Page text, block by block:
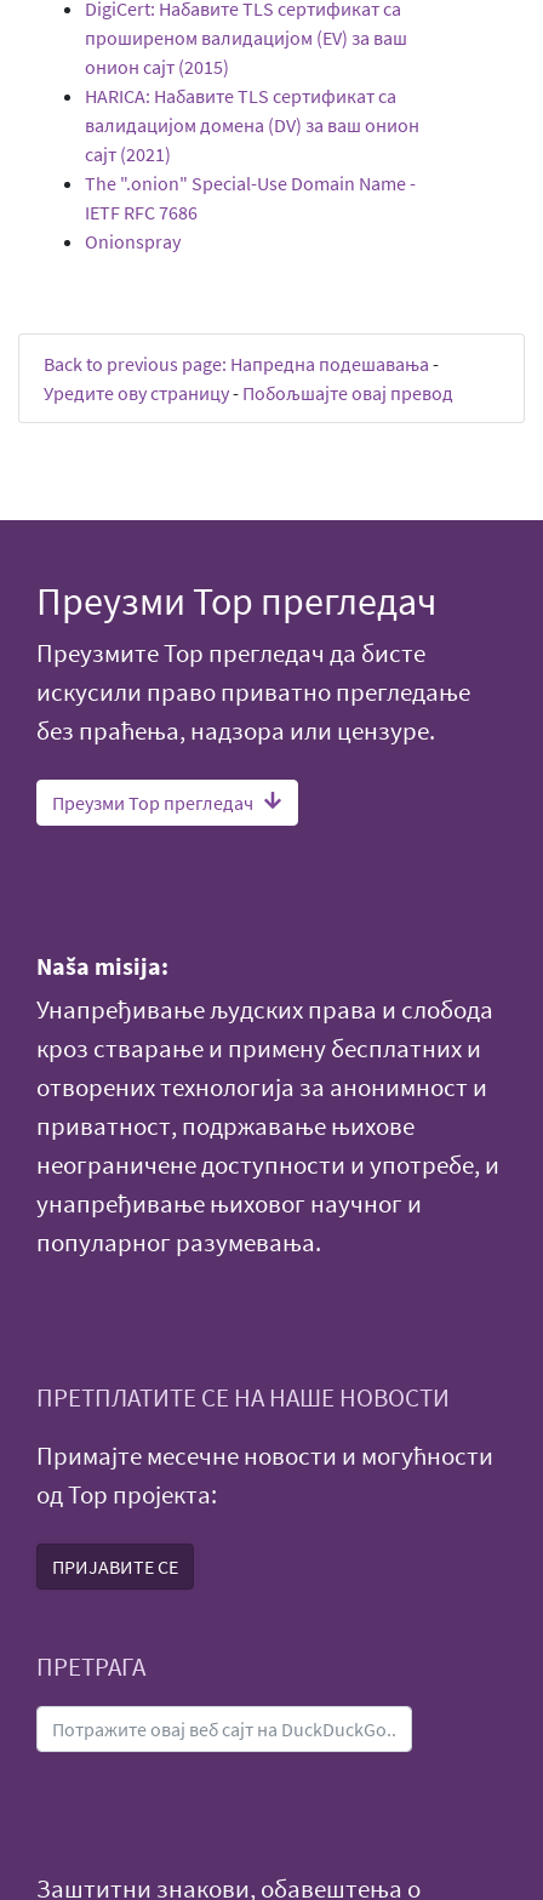
DigiCert: Набавите TLS сертификат са
проширеном валидацијом (EV) за ваш
онион сајт (2015)
HARICA: Набавите TLS сертификат са
валидацијом домена (DV) за ваш онион
сајт (2021)
The ".onion" Special-Use Domain Name -
IETF RFC 7686
Onionspray
Back to previous page: Напредна подешавања -
Уредите ову страницу- Побољшајте овај превод
Преузми Тор прегледач
Преузмите Тор прегледач да бисте
искусили право приватно прегледање
без праћења, надзора или цензуре.
Преузми Тор прегледач
Naša misija:
Унапређивање људских права и слобода
кроз стварање и примену бесплатних и
отворених технологија за анонимност и
приватност, подржавање њихове
неограничене доступности и употребе, и
унапређивање њиховог научног и
популарног разумевања.
ПРЕТПЛАТИТЕ СЕ НА НАШЕ НОВОСТИ
Примајте месечне новости и могућности
од Тор пројекта:
ПРИЈАВИТЕ СЕ
ПРЕТРАГА
Заштитни знакови, обавештења о